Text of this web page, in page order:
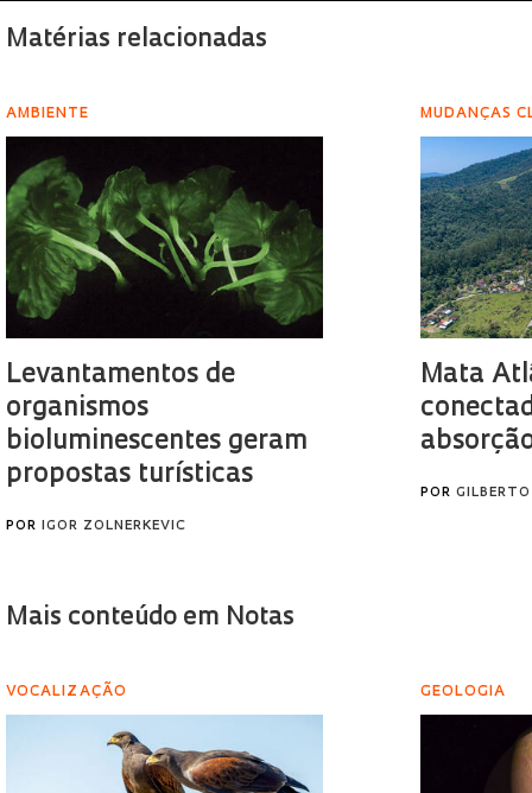
Matérias relacionadas
AMBIENTE
Levantamentos de
organismos
bioluminescentes geram
propostas turísticas
POR IGOR ZOLNERKEVIC
MUDANÇAS
Mata
POR
Mais conteúdo em Notas
VOCALIZAÇÃO GEOLOGIA